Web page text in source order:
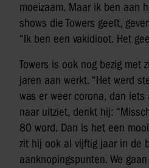
moeizaam. Maar ik ben aan
shows die Towers geeft,
“Ik ben een vakidioot. Het
Towers is ook nog bezig met
jaren aan werkt. “Het werd
was er weer corona, dan iets
naar uitziet, denkt hij:
80 word. Dan is het een
zit hij ook al vijftig jaar in de
aanknopingspunten. We